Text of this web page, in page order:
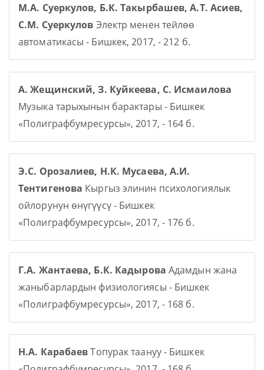
М.А. Суеркулов, Б.К. Такырбашев, А.Т. Асиев,
С.М. Суеркулов Электр менен тейлөө
автоматикасы - Бишкек, 2017, - 212 б.
А. Жещинский, З. Куйкеева, С. Исмаилова
Музыка тарыхынын барактары - Бишкек
«Полиграфбумресурсы», 2017, - 164 б.
Э.С. Орозалиев, Н.К. Мусаева, А.И.
Тентигенова Кыргыз элинин психологиялык
ойлорунун өнүгүүсү - Бишкек
«Полиграфбумресурсы», 2017, - 176 б.
Г.А. Жантаева, Б.К. Кадырова Адамдын жана
жаныбарлардын физиологиясы - Бишкек
«Полиграфбумресурсы», 2017, - 168 б.
Н.А. КарабаевТопурак таануу - Бишкек